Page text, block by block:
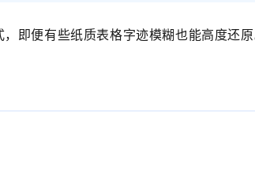
即便有些纸质表格字迹模糊也能高度还原